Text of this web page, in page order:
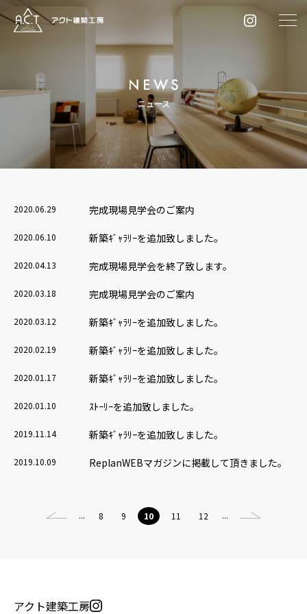
ニュース
2020.06.29 完成現場見学会のご案内
2020.06.10 新築ｷﾞｬﾗﾘｰを追加致しました。
2020.04.13 完成現場見学会を終了致します。
2020.03.18 完成現場見学会のご案内
2020.03.12 新築ｷﾞｬﾗﾘｰを追加致しました。
2020.02.19 新築ｷﾞｬﾗﾘｰを追加致しました。
2020.01.17 新築ｷﾞｬﾗﾘｰを追加致しました。
2020.01.10 ｽﾄｰﾘｰを追加致しました。
2019.11.14 新築ｷﾞｬﾗﾘｰを追加致しました。
2019.10.09 ReplanWEBマガジンに掲載して頂きました。
... 8 9 10 11 12 ...
アクト建築工房